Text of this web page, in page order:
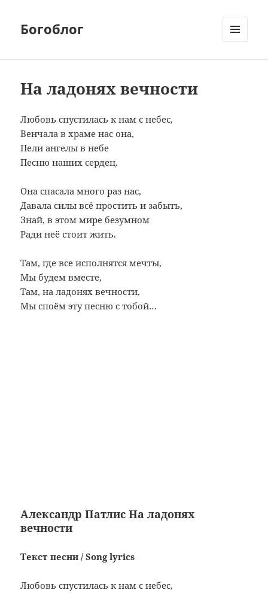
Богоблог
На ладонях вечности
Любовь спустилась к нам с небес,
Венчала в храме нас она,
Пели ангелы в небе
Песню наших сердец.
Она спасала много раз нас,
Давала силы всё простить и забыть,
Знай, в этом мире безумном
Ради неё стоит жить.
Там, где все исполнятся мечты,
Мы будем вместе,
Там, на ладонях вечности,
Мы споём эту песню с тобой…
Александр ПатлисНа ладонях
вечности
Текст песни / Song lyrics
Любовь спустилась к нам с небес,